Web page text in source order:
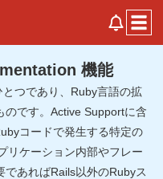
機能
つであり、Ruby言語の拡
のです。Active Supportに含
コードで発生する特定の
リケーション内部やフレー
であればRails以外のRubyス